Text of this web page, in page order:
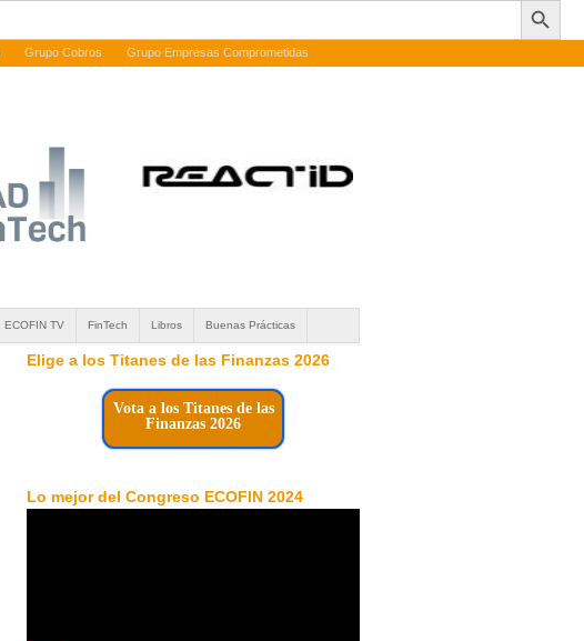
Grupo Cobros Grupo Empresas Comprometidas
ECOFIN TV FinTech Libros Buenas Prácticas
Elige a los Titanes de las Finanzas 2026
Vota a los Titanes de las
Finanzas 2026
Lo mejor del Congreso ECOFIN 2024